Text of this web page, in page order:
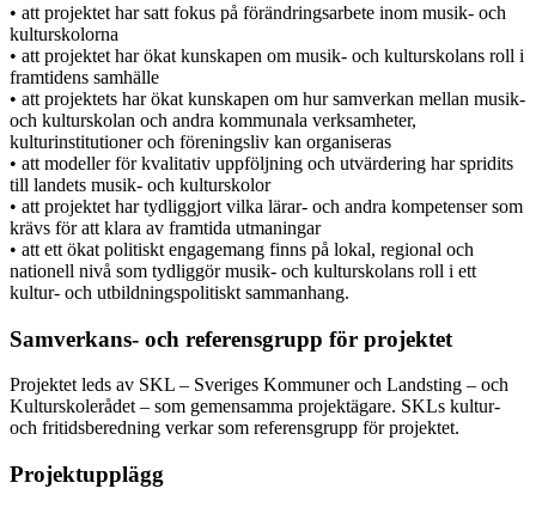
• att projektet har satt fokus på förändringsarbete inom musik- och
kulturskolorna
• att projektet har ökat kunskapen om musik- och kulturskolans roll i
framtidens samhälle
• att projektets har ökat kunskapen om hur samverkan mellan musik-
och kulturskolan och andra kommunala verksamheter,
kulturinstitutioner och föreningsliv kan organiseras
• att modeller för kvalitativ uppföljning och utvärdering har spridits
till landets musik- och kulturskolor
• att projektet har tydliggjort vilka lärar- och andra kompetenser som
krävs för att klara av framtida utmaningar
• att ett ökat politiskt engagemang finns på lokal, regional och
nationell nivå som tydliggör musik- och kulturskolans roll i ett
kultur- och utbildningspolitiskt sammanhang.
Samverkans- och referensgrupp för projektet
Projektet leds av SKL – Sveriges Kommuner och Landsting – och
Kulturskolerådet – som gemensamma projektägare. SKLs kultur-
och fritidsberedning verkar som referensgrupp för projektet.
Projektupplägg